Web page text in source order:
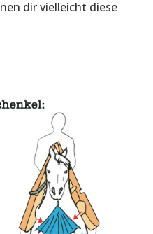
dir vielleicht diese